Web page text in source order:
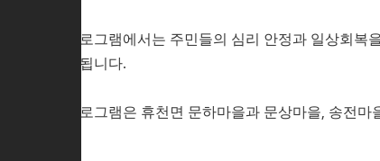
프로그램에서는 주민들의 심리 안정과 일상회
영됩니다.
프로그램은 휴천면 문하마을과 문상마을, 송전